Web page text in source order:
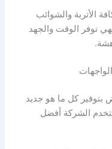
الأتربة والشوائب
توفر الوقت والجهد
بتوفير كل ما هو جديد
الشركة أفضل